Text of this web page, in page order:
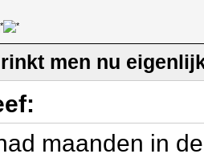
men nu
maanden in